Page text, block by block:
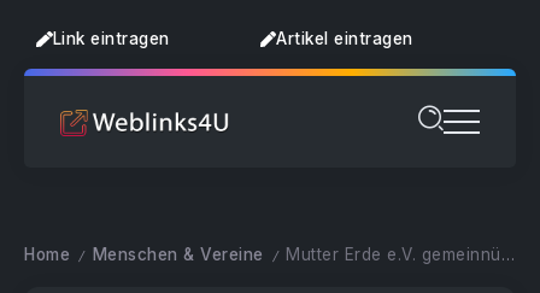
Link eintragen Artikel eintragen
Home / Menschen & Vereine / Mutter Erde e.V. gemeinnützig anerkannt